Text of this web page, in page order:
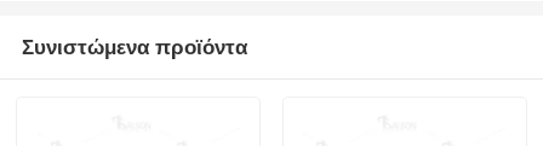
Προϊόντα
Συνιστώμενα προϊόντα